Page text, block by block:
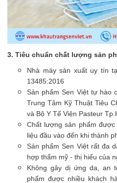
3. Tiêu chuẩn chất lượng sản
Nhà máy sản xuất uy tín
13485:2016
Sản phẩm Sen Việt tự hào
Trung Tâm Kỹ Thuật Tiêu
và Bộ Y Tế Viện Pasteur
Chất lượng sản phẩm
liệu đầu vào đến khi thành
Sản phẩm Sen Việt rất đa
hợp thẩm mỹ - thị hiếu của
Không gây dị ứng da, an
phẩm được nhiều khách